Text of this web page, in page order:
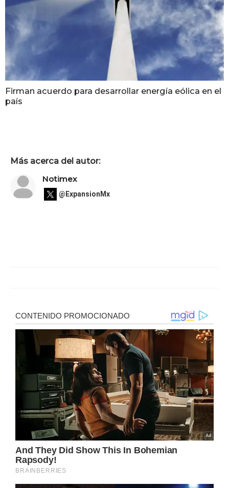
Firman acuerdo para desarrollar energía eólica en el
país
Más acerca del autor:
Notimex
@ExpansionMx